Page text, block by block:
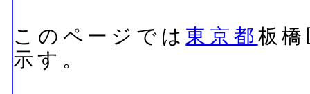
このページでは 東京都 板
示す。